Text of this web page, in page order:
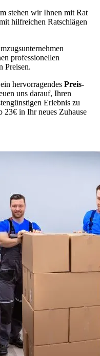
stehen wir Ihnen mit Rat
hilfreichen Ratschlägen
professionellen
Preisen.
hervorragendes Preis-
uns darauf, Ihren
Erlebnis zu
23€ in Ihr neues Zuhause